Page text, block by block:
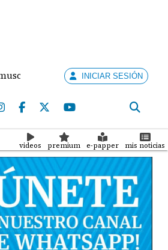
en la mujer? INICIAR SESIÓN
videos premium e-papper mis noticias